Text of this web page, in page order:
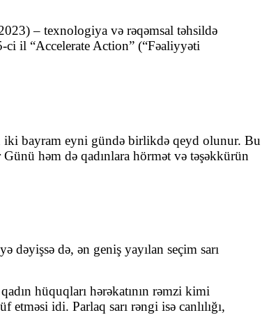
– texnologiya və rəqəmsal təhsildə
il “Accelerate Action” (“Fəaliyyəti
iki bayram eyni gündə birlikdə qeyd olunur. Bu
həm də qadınlara hörmət və təşəkkürün
dəyişsə də, ən geniş yayılan seçim sarı
hüquqları hərəkatının rəmzi kimi
idi. Parlaq sarı rəngi isə canlılığı,